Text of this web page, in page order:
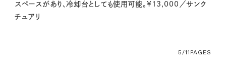
スペースがあり、冷却台としても使用可能。¥13,000／サンク
チュアリ
5/11 PAGES